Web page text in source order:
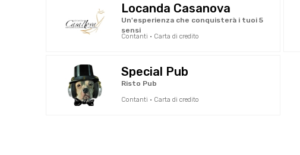
Locanda Casanova
Un'esperienza che conquisterà i tuoi 5
sensi
Contanti · Carta di credito
Special Pub
Risto Pub
Contanti · Carta di credito